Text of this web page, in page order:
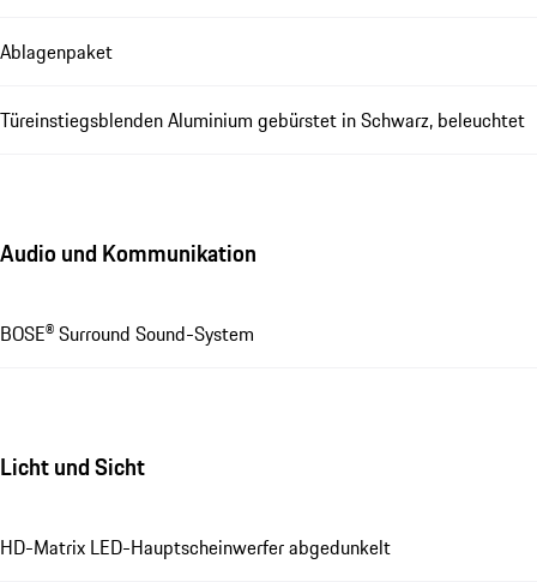
Ablagenpaket
Türeinstiegsblenden Aluminium gebürstet in Schwarz, beleuchtet
Audio und Kommunikation
BOSE® Surround Sound-System
Licht und Sicht
HD-Matrix LED-Hauptscheinwerfer abgedunkelt